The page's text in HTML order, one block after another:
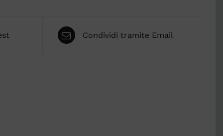
Condividi tramite Email